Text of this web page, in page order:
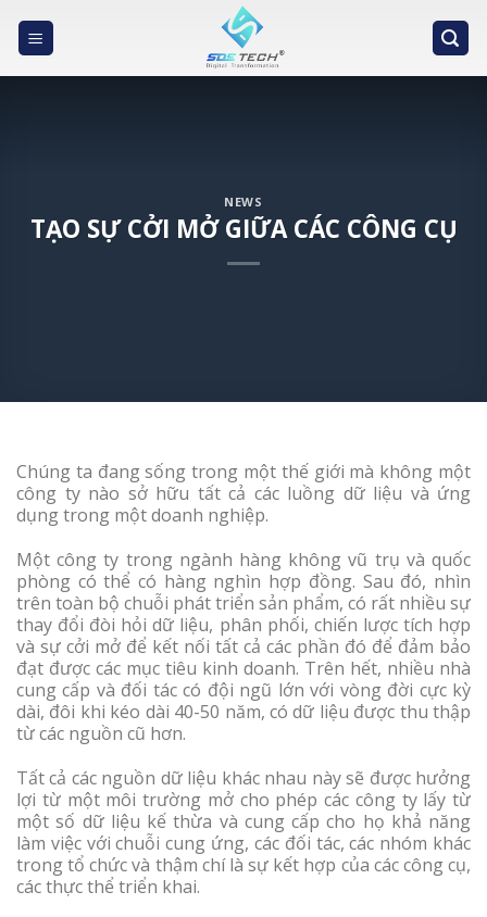
NEWS
TẠO SỰ CỞI MỞ GIỮA CÁC CÔNG CỤ
Chúng ta đang sống trong một thế giới mà không một
công ty nào sở hữu tất cả các luồng dữ liệu và ứng
dụng trong một doanh nghiệp.
Một công ty trong ngành hàng không vũ trụ và quốc
phòng có thể có hàng nghìn hợp đồng. Sau đó, nhìn
trên toàn bộ chuỗi phát triển sản phẩm, có rất nhiều sự
thay đổi đòi hỏi dữ liệu, phân phối, chiến lược tích hợp
và sự cởi mở để kết nối tất cả các phần đó để đảm bảo
đạt được các mục tiêu kinh doanh. Trên hết, nhiều nhà
cung cấp và đối tác có đội ngũ lớn với vòng đời cực kỳ
dài, đôi khi kéo dài 40-50 năm, có dữ liệu được thu thập
từ các nguồn cũ hơn.
Tất cả các nguồn dữ liệu khác nhau này sẽ được hưởng
lợi từ một môi trường mở cho phép các công ty lấy từ
một số dữ liệu kế thừa và cung cấp cho họ khả năng
làm việc với chuỗi cung ứng, các đối tác, các nhóm khác
trong tổ chức và thậm chí là sự kết hợp của các công cụ,
các thực thể triển khai.